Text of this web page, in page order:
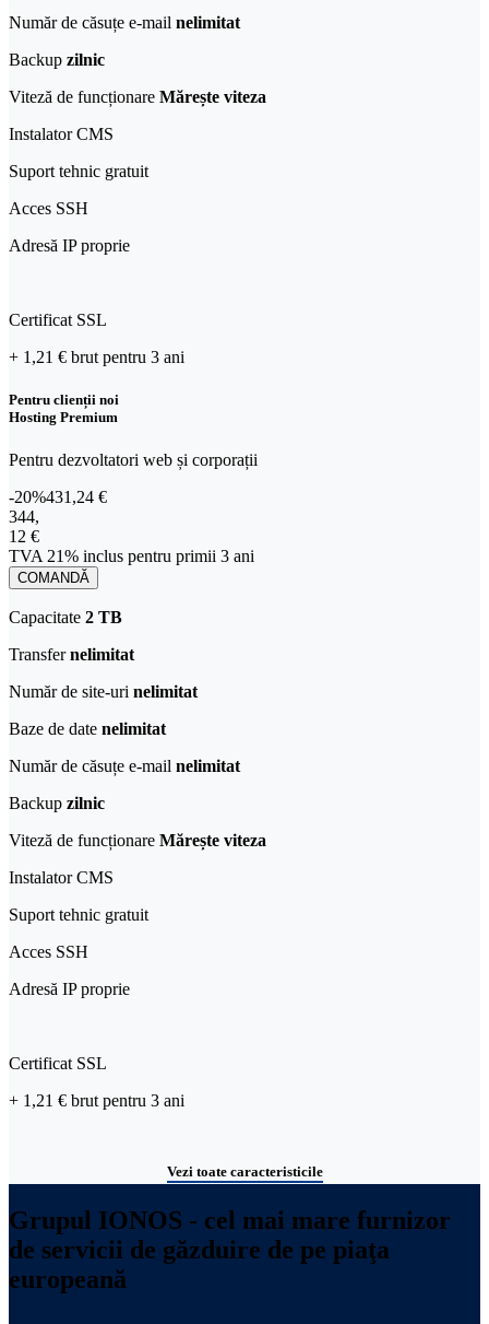
Număr de căsuțe e-mail nelimitat
Backup zilnic
Viteză de funcționare Mărește viteza
Instalator CMS
Suport tehnic gratuit
Acces SSH
Adresă IP proprie
Certificat SSL
+ 1,21 € brut pentru 3 ani
Pentru clienții noi
Hosting Premium
Pentru dezvoltatori web și corporații
-20%431,24 €
344,12 € TVA 21% inclus pentru primii 3 ani
344,
12 €
TVA 21% inclus pentru primii 3 ani
COMANDĂ
Capacitate 2 TB
Transfernelimitat
Număr de site-uri nelimitat
Baze de date nelimitat
Număr de căsuțe e-mail nelimitat
Backup zilnic
Viteză de funcționare Mărește viteza
Instalator CMS
Suport tehnic gratuit
Acces SSH
Adresă IP proprie
Certificat SSL
+ 1,21 € brut pentru 3 ani
Vezi toate caracteristicile
Grupul IONOS - cel mai mare furnizor
de servicii de găzduire de pe piaţa
europeană